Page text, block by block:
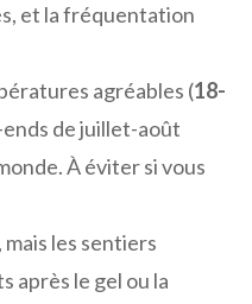
et la fréquentation
agréables (18-
ends de juillet-août
À éviter si vous
mais les sentiers
après le gel ou la